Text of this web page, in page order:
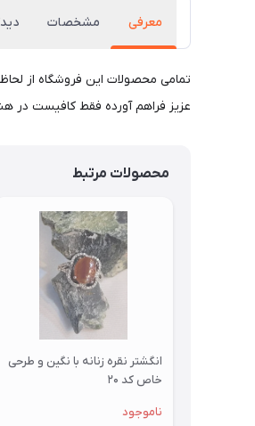
معرفی مشخصات
تمامی محصولات این فروشگاه از
عزیز فراهم آورده فقط کافیست
محصولات مرتبط
انگشتر نقره زنانه با نگین و طرحی
خاص کد ۲۰
ناموجود